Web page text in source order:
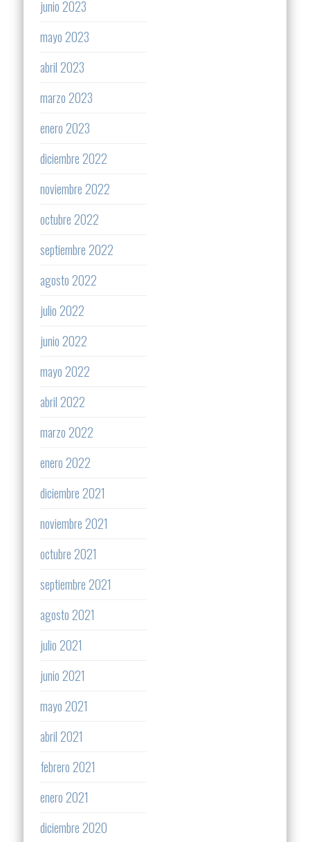
junio 2023
mayo 2023
abril 2023
marzo 2023
enero 2023
diciembre 2022
noviembre 2022
octubre 2022
septiembre 2022
agosto 2022
julio 2022
junio 2022
mayo 2022
abril 2022
marzo 2022
enero 2022
diciembre 2021
noviembre 2021
octubre 2021
septiembre 2021
agosto 2021
julio 2021
junio 2021
mayo 2021
abril 2021
febrero 2021
enero 2021
diciembre 2020